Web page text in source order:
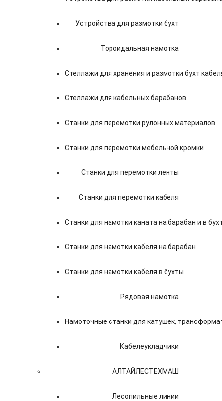
Устройства для размотки бухт
Тороидальная намотка
Стеллажи для хранения и размотки бухт
Стеллажи для кабельных барабанов
Станки для перемотки рулонных материалов
Станки для перемотки мебельной кромки
Станки для перемотки ленты
Станки для перемотки кабеля
Станки для намотки каната на барабан и в
Станки для намотки кабеля на барабан
Станки для намотки кабеля в бухты
Рядовая намотка
Намоточные станки для катушек,
Кабелеукладчики
АЛТАЙЛЕСТЕХМАШ
Лесопильные линии